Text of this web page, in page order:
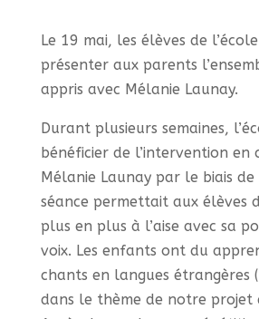
Le 19 mai, les élèves de
présenter aux parents
appris avec Mélanie Launay.
Durant plusieurs semaines,
bénéficier de l’intervention en
Mélanie Launay par le biais de
séance permettait aux élèves
plus en plus à l’aise avec sa
voix. Les enfants ont du
chants en langues étrangères
dans le thème de notre projet